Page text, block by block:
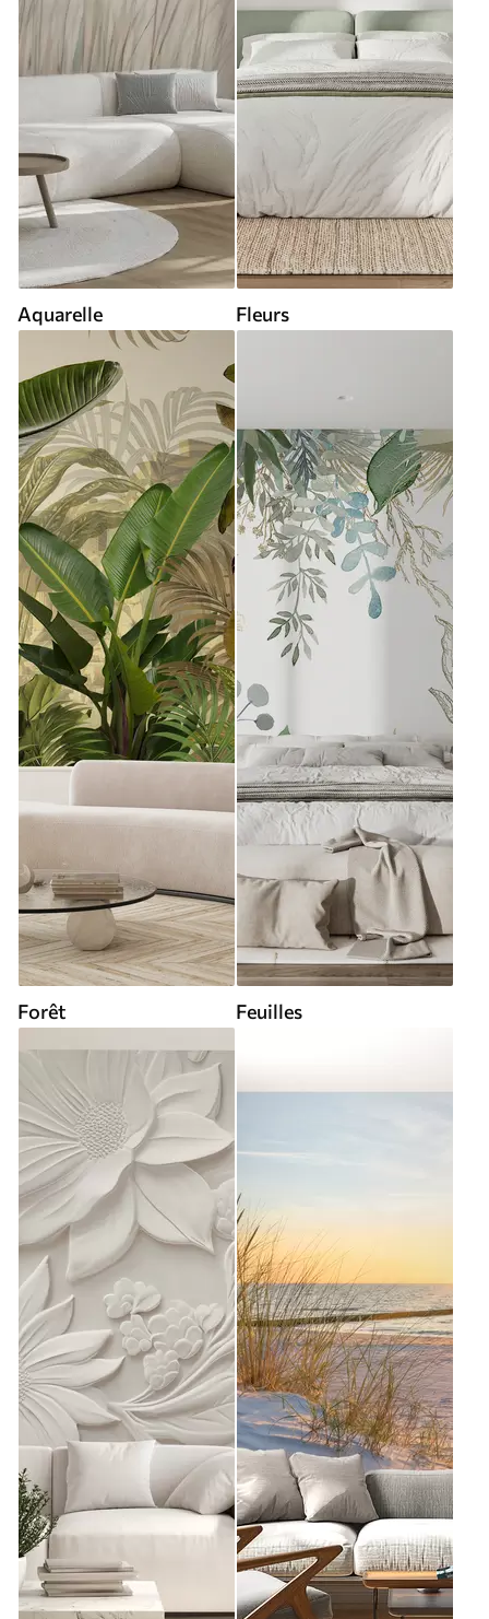
Aquarelle Fleurs
Forêt Feuilles